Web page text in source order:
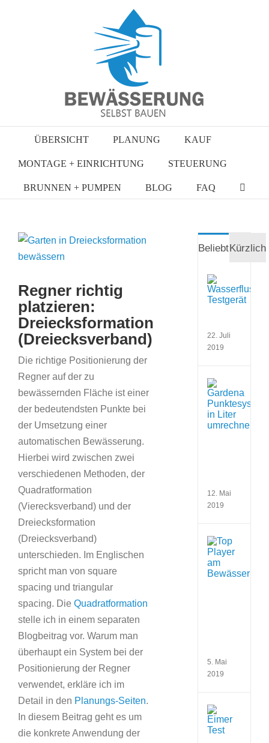
ÜBERSICHT PLANUNG KAUF
MONTAGE + EINRICHTUNG STEUERUNG
BRUNNEN + PUMPEN BLOG FAQ
Zeige
grösseres
Regner richtig
platzieren:
Dreiecksformation
(Dreiecksverband)
Die richtige Positionierung der
Regner auf der zu
bewässernden Fläche ist einer
der bedeutendsten Punkte bei
der Umsetzung einer
automatischen Bewässerung.
Hierbei wird zwischen zwei
verschiedenen Methoden, der
Quadratformation
(Vierecksverband) und der
Dreiecksformation
(Dreiecksverband)
unterschieden. Im Englischen
spricht man von square
spacing und triangular
spacing. Die Quadratformation
stelle ich in einem separaten
Blogbeitrag vor. Warum man
überhaupt ein System bei der
Positionierung der Regner
verwendet, erkläre ich im
Detail in den Planungs-Seiten.
In diesem Beitrag geht es um
die konkrete Anwendung der
BeliebtKürzlich
bei
22. Juli
2019
12. Mai
2019
5. Mai
2019